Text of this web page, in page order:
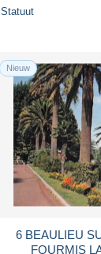
Statuut
Nieuw
6 BEAULIEU
FOURMIS